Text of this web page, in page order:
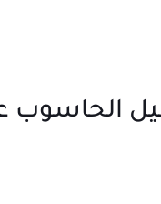
الحاسوب